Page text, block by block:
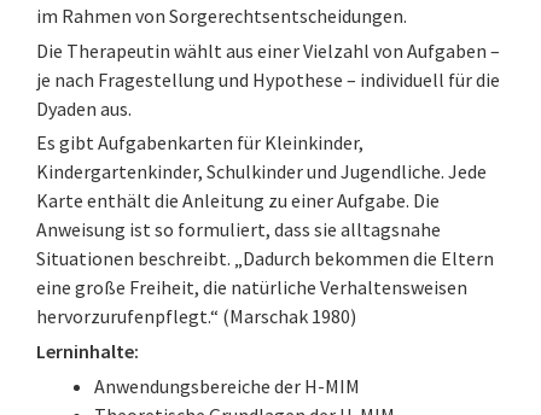
im Rahmen von Sorgerechtsentscheidungen.
Die Therapeutin wählt aus einer Vielzahl von Aufgaben –
je nach Fragestellung und Hypothese – individuell für die
Dyaden aus.
Es gibt Aufgabenkarten für Kleinkinder,
Kindergartenkinder, Schulkinder und Jugendliche. Jede
Karte enthält die Anleitung zu einer Aufgabe. Die
Anweisung ist so formuliert, dass sie alltagsnahe
Situationen beschreibt. „Dadurch bekommen die Eltern
eine große Freiheit, die natürliche Verhaltensweisen
hervorzurufenpflegt.“ (Marschak 1980)
Lerninhalte:
Anwendungsbereiche der H-MIM